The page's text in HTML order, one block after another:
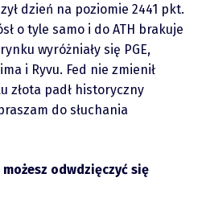
dzień na poziomie 2441 pkt.
o tyle samo i do ATH brakuje
wyróżniały się PGE,
i Ryvu. Fed nie zmienił
złota padł historyczny
do słuchania
odwdzięczyć się